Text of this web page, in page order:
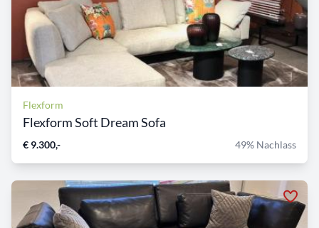
Flexform
Flexform Soft Dream Sofa
€ 9.300,- 49% Nachlass